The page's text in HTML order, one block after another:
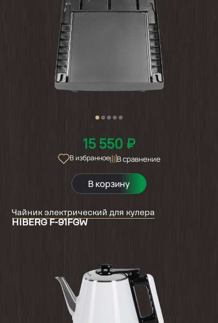
15 550 ₽
В избранное В сравнение
В корзину
Чайник электрический для кулера
HIBERG F-91FGW